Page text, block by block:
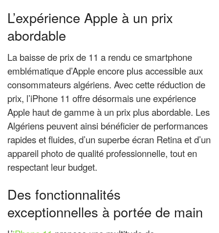
L’expérience Apple à un prix
abordable
La baisse de prix de 11 a rendu ce smartphone
emblématique d’Apple encore plus accessible aux
consommateurs algériens. Avec cette réduction de
prix, l’iPhone 11 offre désormais une expérience
Apple haut de gamme à un prix plus abordable. Les
Algériens peuvent ainsi bénéficier de performances
rapides et fluides, d’un superbe écran Retina et d’un
appareil photo de qualité professionnelle, tout en
respectant leur budget.
Des fonctionnalités
exceptionnelles à portée de main